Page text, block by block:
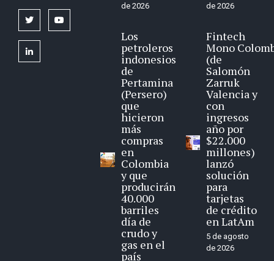
twitter
linkedin
de 2026
Los
petroleros
indonesios
de
Pertamina
(Persero)
que
hicieron
más
compras
en
Colombia
y que
producirán
40.000
barriles
día de
crudo y
gas en el
país
de 2026
Fintech
Mono
(de
Salomón
Zarruk
Valencia y
con
ingresos
año por
$22.000
millones)
lanzó
solución
para
tarjetas
de crédito
en LatAm
5 de agosto
de 2026